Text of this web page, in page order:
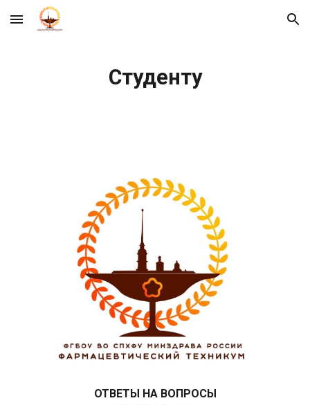
Skip to main content Skip to navigation
Студенту
ОТВЕТЫ НА ВОПРОСЫ